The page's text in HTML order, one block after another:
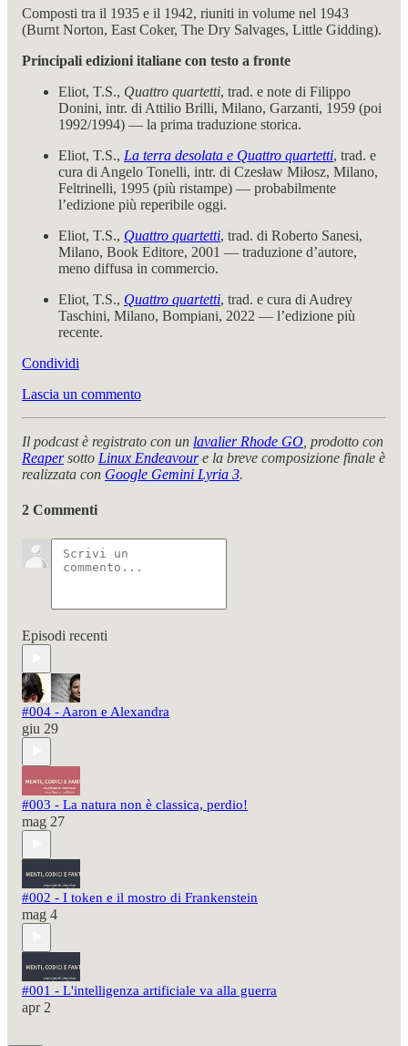
Composti tra il 1935 e il 1942, riuniti in volume nel 1943
(Burnt Norton, East Coker, The Dry Salvages, Little Gidding).
Principali edizioni italiane con testo a fronte
Eliot, T.S., Quattro quartetti, trad. e note di Filippo
Donini, intr. di Attilio Brilli, Milano, Garzanti, 1959 (poi
1992/1994) — la prima traduzione storica.
Eliot, T.S., La terra desolata e Quattro quartetti, trad. e
cura di Angelo Tonelli, intr. di Czesław Miłosz, Milano,
Feltrinelli, 1995 (più ristampe) — probabilmente
l’edizione più reperibile oggi.
Eliot, T.S., Quattro quartetti, trad. di Roberto Sanesi,
Milano, Book Editore, 2001 — traduzione d’autore,
meno diffusa in commercio.
Eliot, T.S., Quattro quartetti, trad. e cura di Audrey
Taschini, Milano, Bompiani, 2022 — l’edizione più
recente.
Condividi
Lascia un commento
Il podcast è registrato con un lavalier Rhode GO , prodotto con
Reapersotto Linux Endeavoure la breve composizione finale è
realizzata con Google Gemini Lyria 3.
2 Commenti
Episodi recenti
#004 - Aaron e Alexandra
giu 29
#003 - La natura non è classica, perdio!
mag 27
#002 - I token e il mostro di Frankenstein
mag 4
#001 - L'intelligenza artificiale va alla guerra
apr 2